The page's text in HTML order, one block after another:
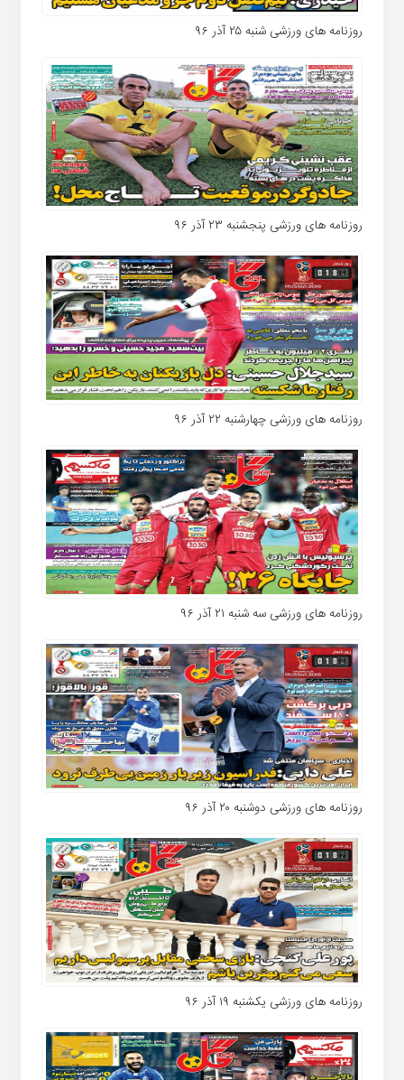
روزنامه های ورزشی شنبه ۲۵ آذر ۹۶
روزنامه های ورزشی پنجشنبه ۲۳ آذر ۹۶
روزنامه های ورزشی چهارشنبه ۲۲ آذر ۹۶
روزنامه های ورزشی سه شنبه ۲۱ آذر ۹۶
روزنامه های ورزشی دوشنبه ۲۰ آذر ۹۶
روزنامه های ورزشی یکشنبه ۱۹ آذر ۹۶